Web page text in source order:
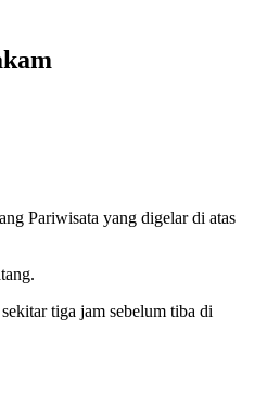
Pariwisata yang digelar di atas
tiga jam sebelum tiba di